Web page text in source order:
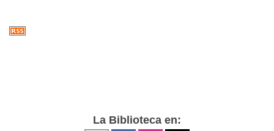
La Biblioteca en: